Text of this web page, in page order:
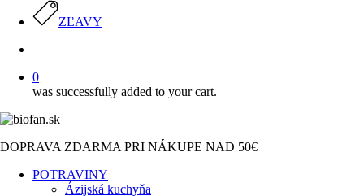
ZĽAVY
0
was successfully added to your cart.
DOPRAVA ZDARMA PRI NÁKUPE NAD 50€
POTRAVINY
Ázijská kuchyňa